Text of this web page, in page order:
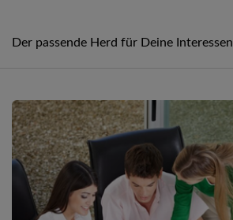
Der passende Herd für Deine Interessen